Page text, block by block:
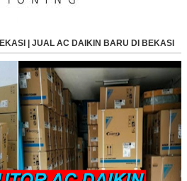
| JUAL AC DAIKIN BARU DI BEKASI